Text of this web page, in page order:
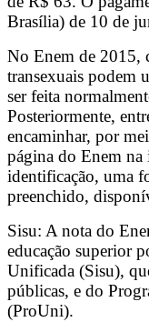
Brasília) de 10 de
No Enem de 2015,
transexuais podem
ser feita
Posteriormente,
encaminhar, por
página do Enem na
identificação, uma
preenchido,
Sisu: A nota do
educação superior
Unificada (Sisu),
públicas, e do
(ProUni).